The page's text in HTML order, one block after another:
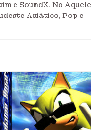
e SoundX. No Aquele
Asiático, Pop e